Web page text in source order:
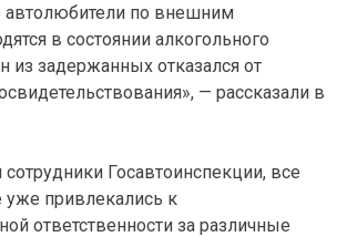
автолюбители по внешним
в состоянии алкогольного
из задержанных отказался от
— рассказали в
сотрудники Госавтоинспекции, все
уже привлекались к
ответственности за различные